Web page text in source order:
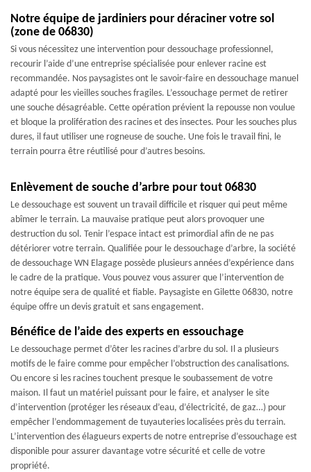
Notre équipe de jardiniers pour déraciner votre sol
(zone de 06830)
Si vous nécessitez une intervention pour dessouchage professionnel,
recourir l’aide d’une entreprise spécialisée pour enlever racine est
recommandée. Nos paysagistes ont le savoir-faire en dessouchage manuel
adapté pour les vieilles souches fragiles. L’essouchage permet de retirer
une souche désagréable. Cette opération prévient la repousse non voulue
et bloque la prolifération des racines et des insectes. Pour les souches plus
dures, il faut utiliser une rogneuse de souche. Une fois le travail fini, le
terrain pourra être réutilisé pour d’autres besoins.
Enlèvement de souche d’arbre pour tout 06830
Le dessouchage est souvent un travail difficile et risquer qui peut même
abîmer le terrain. La mauvaise pratique peut alors provoquer une
destruction du sol. Tenir l’espace intact est primordial afin de ne pas
détériorer votre terrain. Qualifiée pour le dessouchage d’arbre, la société
de dessouchage WN Elagage possède plusieurs années d’expérience dans
le cadre de la pratique. Vous pouvez vous assurer que l’intervention de
notre équipe sera de qualité et fiable. Paysagiste en Gilette 06830, notre
équipe offre un devis gratuit et sans engagement.
Bénéfice de l’aide des experts en essouchage
Le dessouchage permet d’ôter les racines d’arbre du sol. Il a plusieurs
motifs de le faire comme pour empêcher l’obstruction des canalisations.
Ou encore si les racines touchent presque le soubassement de votre
maison. Il faut un matériel puissant pour le faire, et analyser le site
d’intervention (protéger les réseaux d’eau, d’électricité, de gaz…) pour
empêcher l’endommagement de tuyauteries localisées près du terrain.
L’intervention des élagueurs experts de notre entreprise d’essouchage est
disponible pour assurer davantage votre sécurité et celle de votre
propriété.